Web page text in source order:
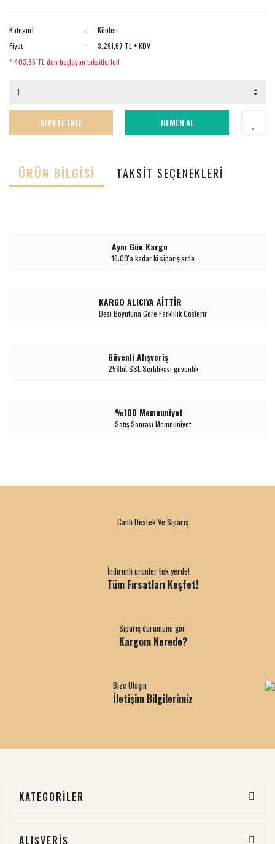
Kategori
Küpler
Fiyat
3.291,67 TL + KDV
* 403,85 TL den başlayan taksitlerle!!
SEPETE EKLE HEMEN AL
ÜRÜN BILGISI TAKSIT SEÇENEKLERI
Aynı Gün Kargo
16:00'a kadar ki siparişlerde
KARGO ALICIYA AİTTİR
Desi Boyutuna Göre Farklılık Gösterir
Güvenli Alışveriş
256bit SSL Sertifikası güvenlik
%100 Memnuniyet
Satış Sonrası Memnuniyet
Canlı Destek Ve Sipariş
İndirimli ürünler tek yerde!
Tüm Fırsatları Keşfet!
Sipariş durumunu gör
Kargom Nerede?
Bize Ulaşın
İletişim Bilgilerimiz
KATEGORİLER
ALIŞVERİŞ